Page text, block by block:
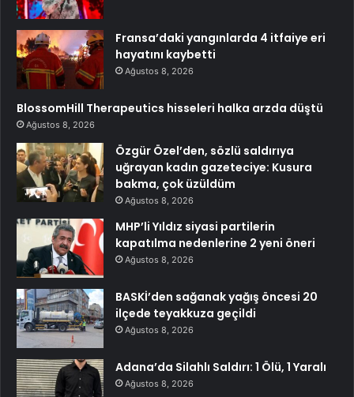
Fransa’daki yangınlarda 4 itfaiye eri
hayatını kaybetti
Ağustos 8, 2026
BlossomHill Therapeutics hisseleri halka arzda düştü
Ağustos 8, 2026
Özgür Özel’den, sözlü saldırıya
uğrayan kadın gazeteciye: Kusura
bakma, çok üzüldüm
Ağustos 8, 2026
MHP’li Yıldız siyasi partilerin
kapatılma nedenlerine 2 yeni öneri
Ağustos 8, 2026
BASKİ’den sağanak yağış öncesi 20
ilçede teyakkuza geçildi
Ağustos 8, 2026
Adana’da Silahlı Saldırı: 1 Ölü, 1 Yaralı
Ağustos 8, 2026